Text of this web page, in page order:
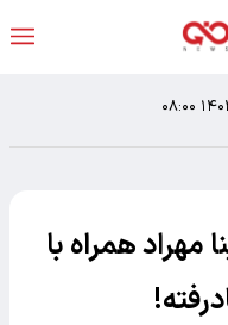
همراه با